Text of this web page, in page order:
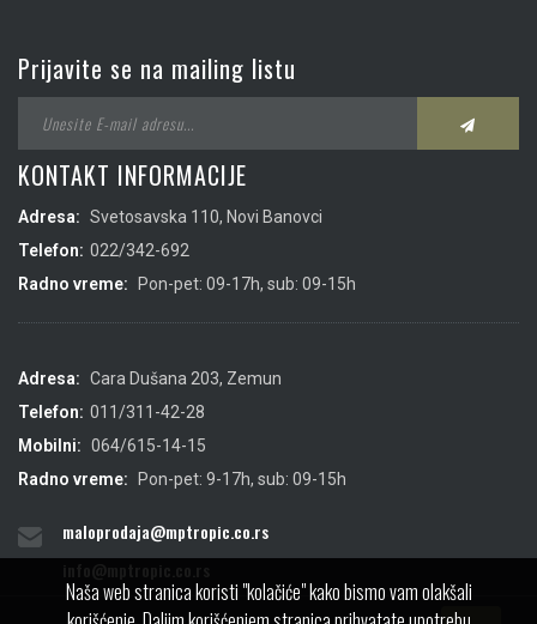
Prijavite se na mailing listu
KONTAKT INFORMACIJE
Adresa: Svetosavska 110, Novi Banovci
Telefon: 022/342-692
Radno vreme:
Pon-pet: 09-17h, sub: 09-15h
Adresa: Cara Dušana 203, Zemun
Telefon: 011/311-42-28
Mobilni: 064/615-14-15
Radno vreme:
Pon-pet: 9-17h, sub: 09-15h
maloprodaja@mptropic.co.rs
Naša web stranica koristi "kolačiće" kako bismo vam olakšali